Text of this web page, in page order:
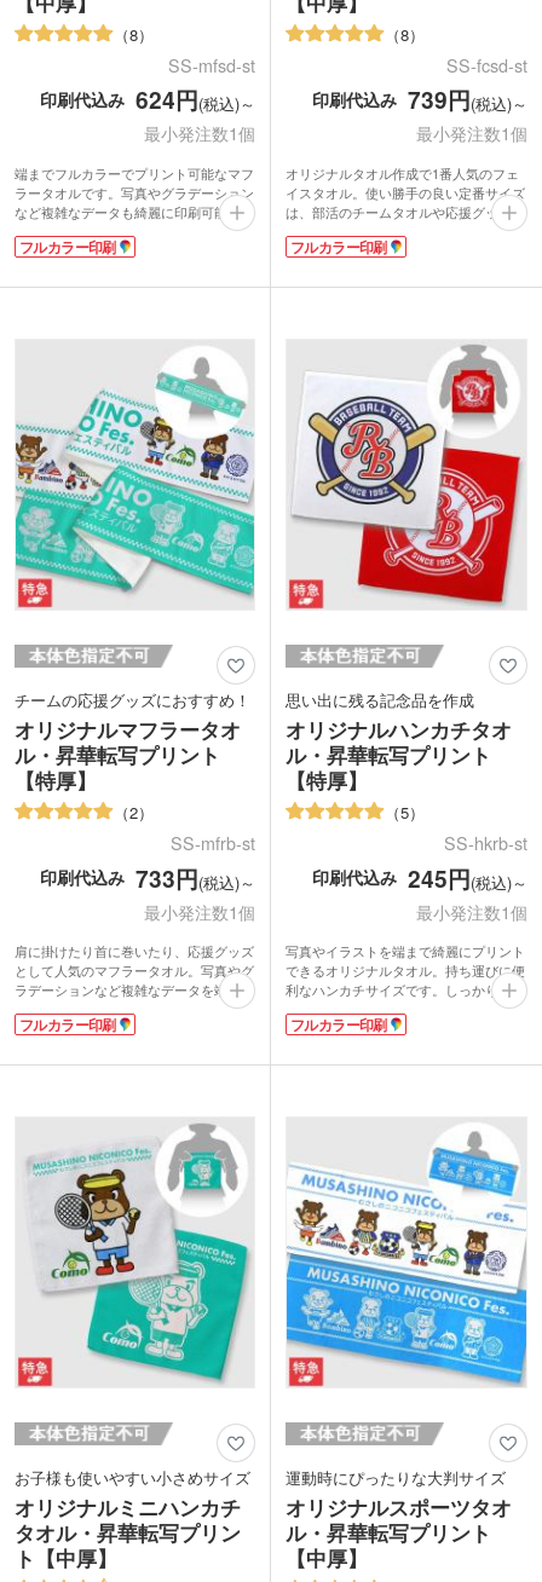
8
SS-mfsd-st
印刷代込み 624円(税込)～
最小発注数1個
端までフルカラーでプリント可能なマフ
ラータオルです。写真やグラデーション
など複雑なデータも綺麗に印刷可能。か
さばりにくい中厚タイプは表面がマイク
ロファイバー素材、裏面は吸水性のある
肩に掛けたり、首に巻いたり、マフラー
ジナルグッズに人気です。表示価格は印
刷代込みの格安価格！フルカラーのデザ
インも1色のデザインも同価格でご対
応。1枚からの小ロットでご注文いただ
けます。
フルカラー印刷
8
SS-fcsd-st
印刷代込み 739円(税込)～
最小発注数1個
オリジナルタオル作成で1番人気のフェ
イスタオル。使い勝手の良い定番サイズ
は、部活のチームタオルや応援グッズ、
卒業記念品、アーティストグッズ製作に
おすすめです。
るマイクロファイバー素材。端までフル
さ張りにくい中厚タイプは日常使いに最
適です。表示価格は印刷代込みの格安価
格！フルカラーのデザインも1色のデザ
インも同価格でご対応。1枚からの小ロ
ットでご注文いただけます。
フルカラー印刷
チームの応援グッズにおすすめ！
オリジナルマフラータオ
ル・昇華転写プリント
【特厚】
2
SS-mfrb-st
印刷代込み 733円(税込)～
最小発注数1個
肩に掛けたり首に巻いたり、応援グッズ
として人気のマフラータオル。写真やグ
ラデーションなど複雑なデータを端まで
綺麗にプリントできます。高級感のある
特厚タイプは表面がなめらかな質感のラ
トン素材を使用しているので実用性も抜
カラーのデザインも1色のデザインも同
価格でご対応。1枚からの小ロットでご
注文いただけます。スポーツチームやラ
イブ・イベントのオリジナルグッズにい
かがでしょうか。
フルカラー印刷
思い出に残る記念品を作成
オリジナルハンカチタオ
ル・昇華転写プリント
【特厚】
5
SS-hkrb-st
印刷代込み 245円(税込)～
最小発注数1個
写真やイラストを端まで綺麗にプリント
できるオリジナルタオル。持ち運びに便
利なハンカチサイズです。しっかり厚み
のある特厚タイプで、表面はなめらかさ
が特徴のラビットタッチ、裏面は吸水性
表示価格は印刷代込みの格安価格！フル
ます。使い勝手の良いサイズはイベント
のオリジナルグッズ作成等に人気。細か
なデザインが表現可能なので、集合写真
を印刷した卒業記念品にもおすすめで
す。
フルカラー印刷
お子様も使いやすい小さめサイズ
オリジナルミニハンカチ
タオル・昇華転写プリン
ト【中厚】
運動時にぴったりな大判サイズ
オリジナルスポーツタオ
ル・昇華転写プリント
【中厚】